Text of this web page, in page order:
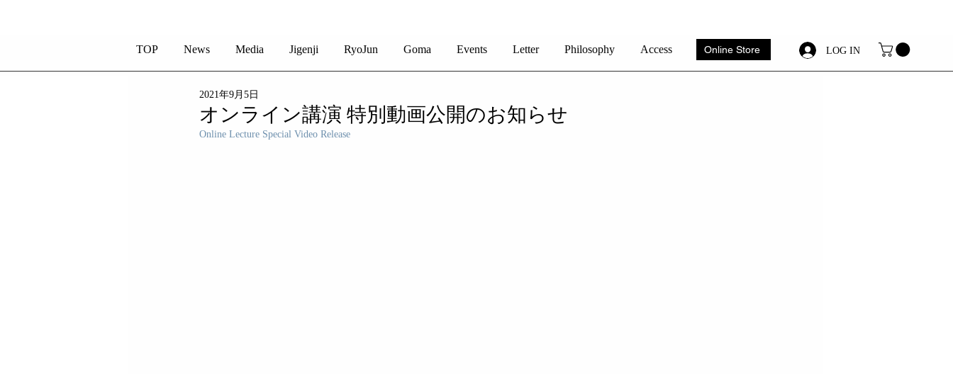
オンライン講演 特別動画公開のお知らせ
2021年9月5日
Online Lecture Special Video Release
TOP News Media Jigenji RyoJun Goma Events Letter Philosophy Access LOG IN
Online Store